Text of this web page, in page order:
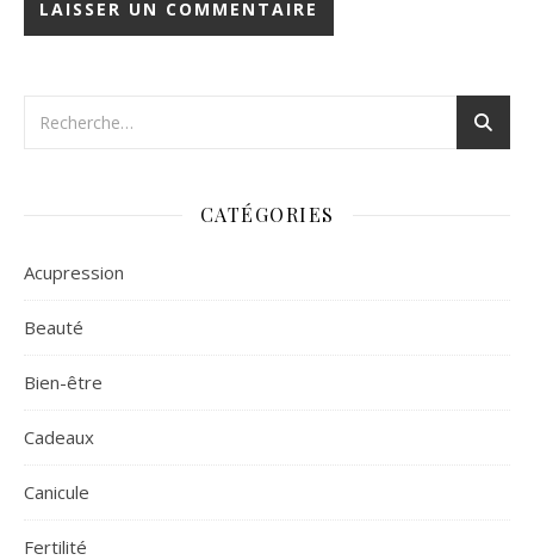
CATÉGORIES
Acupression
Beauté
Bien-être
Cadeaux
Canicule
Fertilité